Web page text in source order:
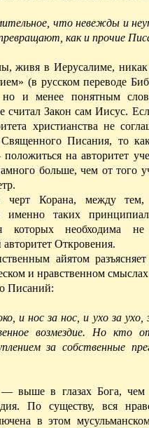
, что невежды и
как и прочие
живя в Иерусалиме, никак
(в русском переводе
но и менее понятным
считал Закон сам Иисус.
христианства не
Писания, то
на авторитет
больше, чем от того
черт Корана, между тем,
именно таких
которых необходима не
Откровения.
айятом
и нравственном
Писаний:
и нос за нос, и ухо за ухо,
возмездие. Но кто
за собственные
— выше в глазах Бога, чем
По существу, вся
в этом